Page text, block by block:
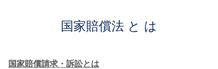
国家賠償法 と は
国家賠償請求・訴訟とは